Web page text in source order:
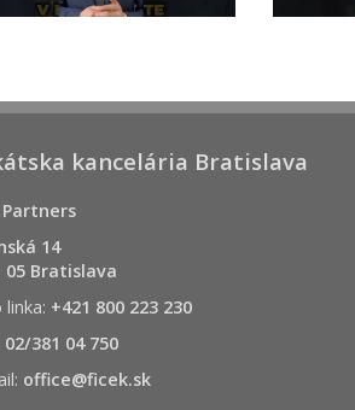
kancelária Bratislava
14
05 Bratislava
linka: +421 800 223 230
02/381 04 750
office@ficek.sk